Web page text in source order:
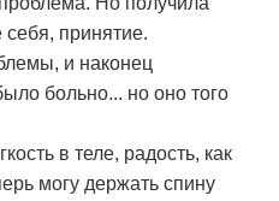
себя, принятие.
и наконец
больно... но оно того
в теле, радость, как
могу держать спину